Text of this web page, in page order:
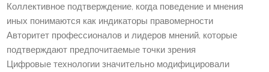
Коллективное подтверждение, когда поведение и мнения
иных понимаются как индикаторы правомерности
Авторитет профессионалов и лидеров мнений, которые
подтверждают предпочитаемые точки зрения
Цифровые технологии значительно модифицировали